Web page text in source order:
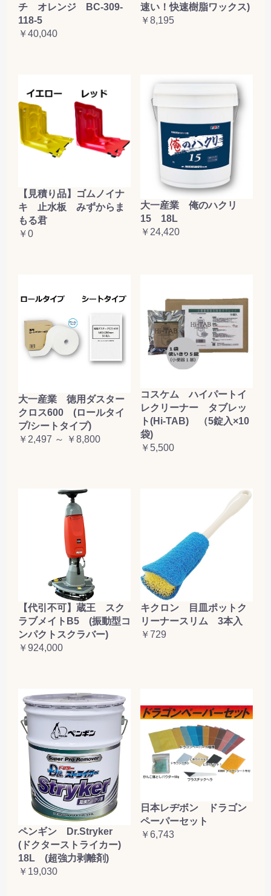
チ オレンジ BC-309-
118-5
￥40,040
速い！快速樹脂ワックス)
￥8,195
【見積り品】ゴムノイナ
キ 止水板 みずからま
もる君
￥0
大一産業 俺のハクリ
15 18L
￥24,420
大一産業 徳用ダスター
クロス600 (ロールタイ
プ/シートタイプ)
￥2,497 ～ ￥8,800
コスケム ハイパートイ
レクリーナー タブレッ
ト(Hi-TAB) （5錠入×10
袋)
￥5,500
【代引不可】蔵王 スク
ラブメイトB5 (振動型コ
ンパクトスクラバー)
￥924,000
キクロン 目皿ポットク
リーナースリム 3本入
￥729
ペンギン Dr.Stryker
(ドクターストライカー)
18L (超強力剥離剤)
￥19,030
日本レヂボン ドラゴン
ペーパーセット
￥6,743